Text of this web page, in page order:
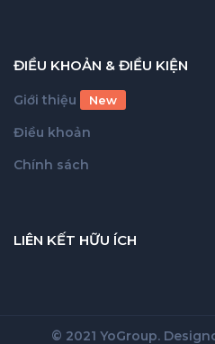
ĐIỀU KHOẢN & ĐIỀU KIỆN
Giới thiệu New
Điều khoản
Chính sách
LIÊN KẾT HỮU ÍCH
© 2021 YoGroup.